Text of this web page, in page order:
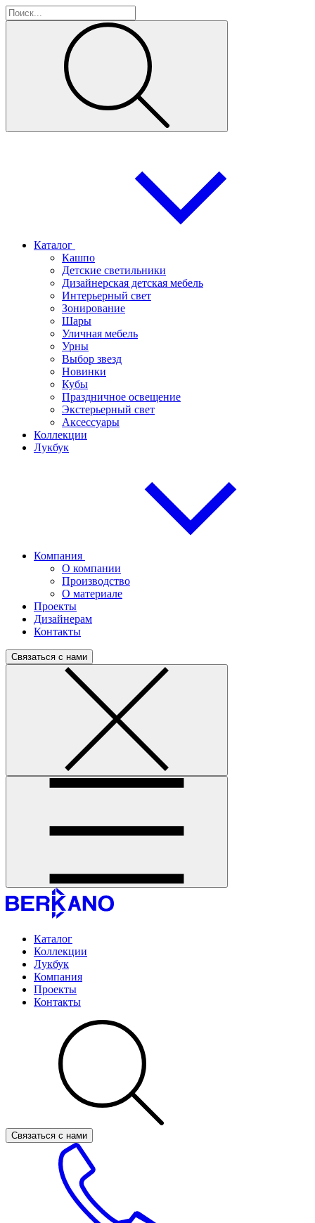
Каталог
Кашпо
Детские светильники
Дизайнерская детская мебель
Интерьерный свет
Зонирование
Шары
Уличная мебель
Урны
Выбор звезд
Новинки
Кубы
Праздничное освещение
Экстерьерный свет
Аксессуары
Коллекции
Лукбук
Компания
О компании
Производство
О материале
Проекты
Дизайнерам
Контакты
Связаться с нами
Каталог
Коллекции
Лукбук
Компания
Проекты
Контакты
Связаться с нами